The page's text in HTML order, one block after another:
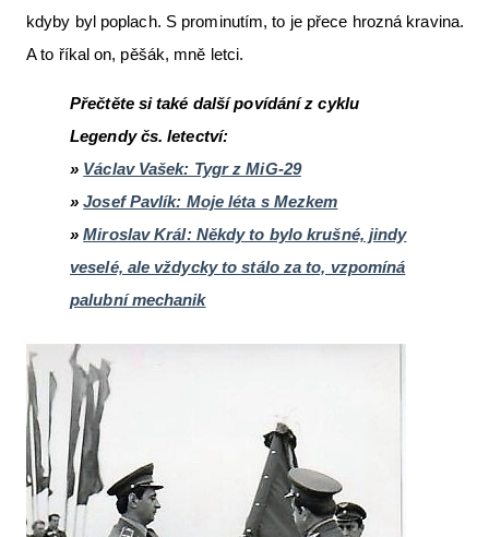
kdyby byl poplach. S prominutím, to je přece hrozná kravina.
A to říkal on, pěšák, mně letci.
Přečtěte si také další povídání z cyklu
Legendy čs. letectví:
» Václav Vašek: Tygr z MiG-29
» Josef Pavlík: Moje léta s Mezkem
» Miroslav Král: Někdy to bylo krušné, jindy
veselé, ale vždycky to stálo za to, vzpomíná
palubní mechanik